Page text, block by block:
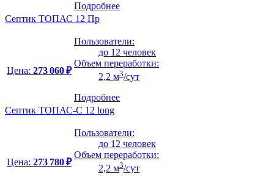
Подробнее
Септик ТОПАС 12 Пр
Цена: 273 060 ₽
Пользователи:
до 12 человек
Объем переработки:
2,2 м3/сут
Подробнее
Септик ТОПАС-С 12 long
Цена: 273 780 ₽
Пользователи:
до 12 человек
Объем переработки:
2,2 м3/сут